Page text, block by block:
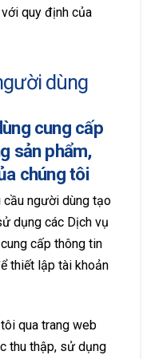
quy định của
dùng
cung cấp
sản phẩm,
chúng tôi
người dùng tạo
dụng các Dịch vụ
cấp thông tin
thiết lập tài khoản
qua trang web
thu thập, sử dụng